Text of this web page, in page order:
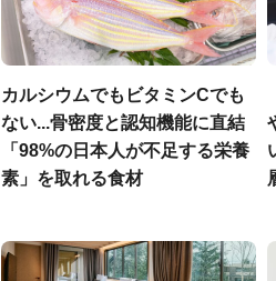
カルシウムでもビタミンCでも
ない...骨密度と認知機能に直結
「98%の日本人が不足する栄養
素」を取れる食材